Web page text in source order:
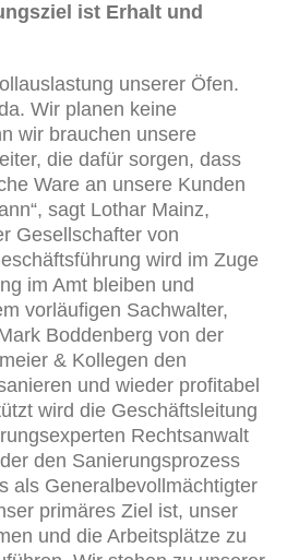
ist Erhalt und
unserer Öfen.
Wir planen keine
wir brauchen unsere
die dafür sorgen, dass
Ware an unsere Kunden
sagt Lothar Mainz,
Gesellschafter von
wird im Zuge
im Amt bleiben und
vorläufigen Sachwalter,
Boddenberg von der
& Kollegen den
und wieder profitabel
wird die Geschäftsleitung
Rechtsanwalt
den Sanierungsprozess
als Generalbevollmächtigter
primäres Ziel ist, unser
und die Arbeitsplätze zu